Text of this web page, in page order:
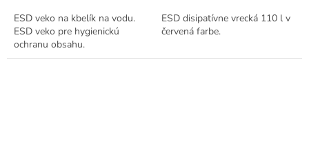
ESD veko na kbelík na vodu.
ESD veko pre hygienickú
ochranu obsahu.
ESD disipatívne vrecká 110 l v
červená farbe.